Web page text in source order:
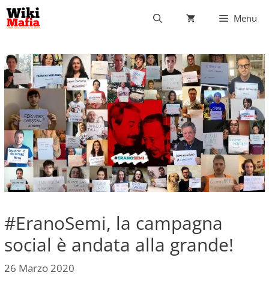
Vai
al
Menu
#EranoSemi, la campagna
social è andata alla grande!
26 Marzo 2020